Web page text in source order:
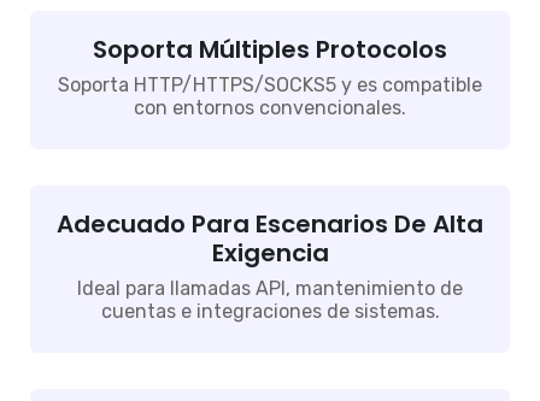
Soporta Múltiples Protocolos
Soporta HTTP/HTTPS/SOCKS5 y es compatible
con entornos convencionales.
Adecuado Para Escenarios De Alta
Exigencia
Ideal para llamadas API, mantenimiento de
cuentas e integraciones de sistemas.